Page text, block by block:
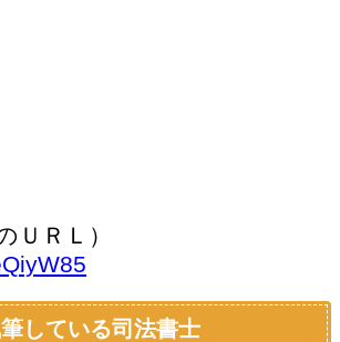
ＵＲＬ）
している司法書士